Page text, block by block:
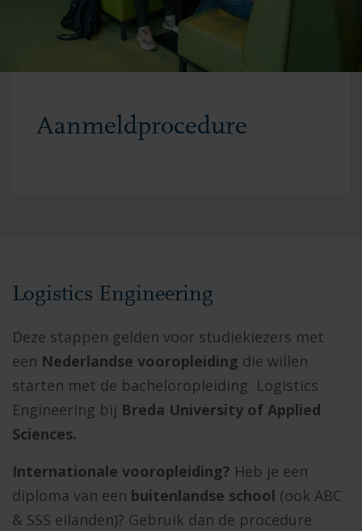
Aanmeldprocedure
Logistics Engineering
Deze stappen gelden voor studiekiezers met
een Nederlandse vooropleiding die willen
starten met de bacheloropleiding Logistics
Engineering bij Breda University of Applied
Sciences.
Internationale vooropleiding? Heb je een
diploma van een buitenlandse school (ook ABC
& SSS eilanden)? Gebruik dan de procedure